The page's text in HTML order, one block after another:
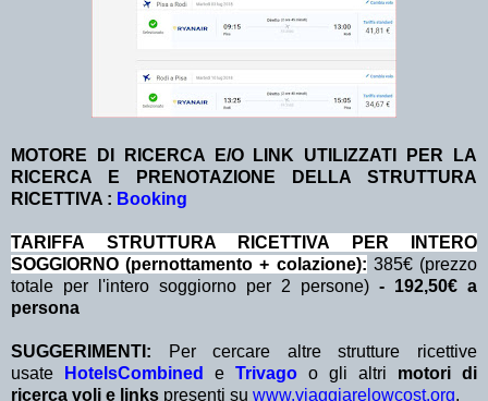
MOTORE DI RICERCA E/O LINK UTILIZZATI PER LA
RICERCA E PRENOTAZIONE DELLA STRUTTURA
RICETTIVA : Booking
TA RIFFA STRUTTURA RICETTIVA PER INTERO
SOGGIORNO (pernottamento + colazione): 385€ (prezzo
totale per l'intero soggiorno per 2 persone) - 192,50€ a
persona
SUGGERIMENTI: Per cercare altre strutture ricettive
usate
HotelsCombined e Trivago o gli altri motori di
ricerca voli e links presenti su www.viaggiarelowcost.org.